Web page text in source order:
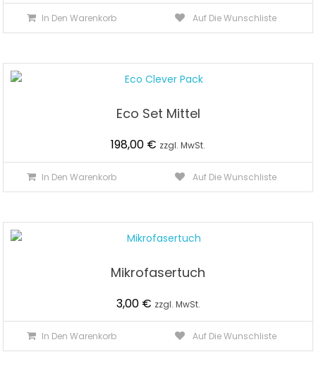
In Den Warenkorb Auf Die Wunschliste
Eco Set Mittel
198,00 € zzgl. MwSt.
In Den Warenkorb Auf Die Wunschliste
Mikrofasertuch
3,00 € zzgl. MwSt.
In Den Warenkorb Auf Die Wunschliste